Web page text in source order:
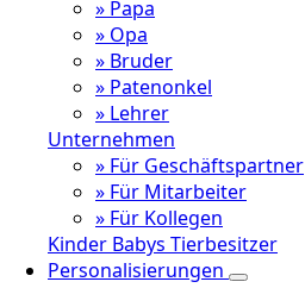
» Papa
» Opa
» Bruder
» Patenonkel
» Lehrer
Unternehmen
» Für Geschäftspartner
» Für Mitarbeiter
» Für Kollegen
Kinder Babys Tierbesitzer
Personalisierungen